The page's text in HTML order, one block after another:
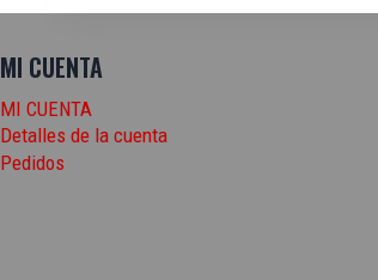
MI CUENTA
MI CUENTA
Detalles de la cuenta
Pedidos